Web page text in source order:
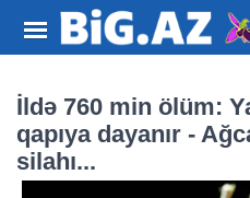
İldə 760 min ölüm:
qapıya dayanır -
silahı...